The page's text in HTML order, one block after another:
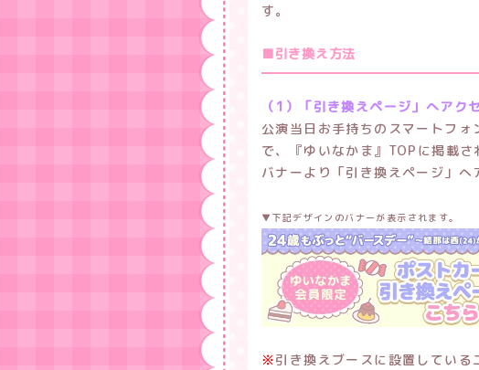
す。
■引き換え方法
（1）「引き換えページ」へアク
公演当日お手持ちのスマートフォ
で、『ゆいなかま』TOPに掲載さ
バナーより「引き換えページ」へ
▼下記デザインのバナーが表示されます。
※引き換えブースに設置している